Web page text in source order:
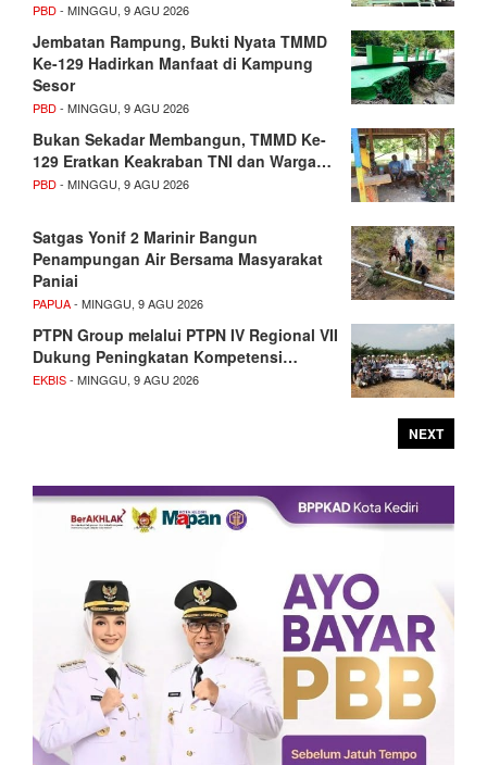
PBD- MINGGU, 9 AGU 2026
Jembatan Rampung, Bukti Nyata TMMD
Ke-129 Hadirkan Manfaat di Kampung
Sesor
PBD- MINGGU, 9 AGU 2026
Bukan Sekadar Membangun, TMMD Ke-
129 Eratkan Keakraban TNI dan Warga…
PBD- MINGGU, 9 AGU 2026
Satgas Yonif 2 Marinir Bangun
Penampungan Air Bersama Masyarakat
Paniai
PAPUA- MINGGU, 9 AGU 2026
PTPN Group melalui PTPN IV Regional VII
Dukung Peningkatan Kompetensi…
EKBIS- MINGGU, 9 AGU 2026
NEXT